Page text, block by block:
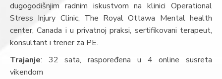
dugogodišnjim radnim iskustvom na klinici Operational
Stress Injury Clinic, The Royal Ottawa Mental health
center, Canada i u privatnoj praksi, sertifikovani terapeut,
konsultant i trener za PE.
Trajanje: 32 sata, raspoređena u 4 online susreta
vikendom